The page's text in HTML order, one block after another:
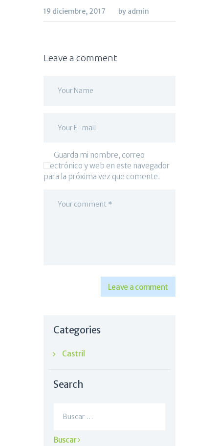
19 diciembre, 2017 by admin
Leave a comment
Guarda mi nombre, correo
electrónico y web en este navegador
para la próxima vez que comente.
Categories
Castril
Search